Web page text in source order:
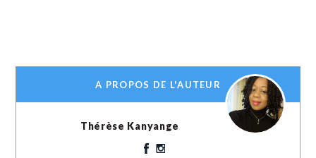
A PROPOS DE L'AUTEUR
Thérèse Kanyange